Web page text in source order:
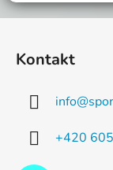
Kontakt
info@
+420